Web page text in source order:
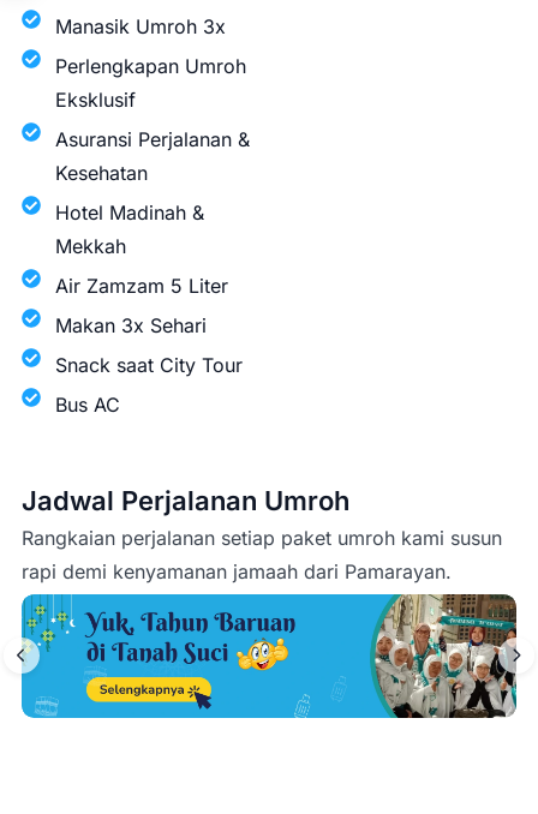
Manasik Umroh 3x
Perlengkapan Umroh
Eksklusif
Asuransi Perjalanan &
Kesehatan
Hotel Madinah &
Mekkah
Air Zamzam 5 Liter
Makan 3x Sehari
Snack saat City Tour
Bus AC
Jadwal Perjalanan Umroh
Rangkaian perjalanan setiap paket umroh kami susun
rapi demi kenyamanan jamaah dari Pamarayan.